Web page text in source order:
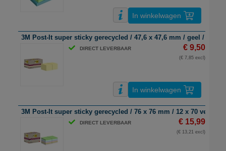
In winkelwagen
3M Post-It super sticky gerecycled / 47,6 x 47,6 mm / geel / 12 x
DIRECT LEVERBAAR € 9,50
(€ 7,85 excl)
In winkelwagen
3M Post-It super sticky gerecycled / 76 x 76 mm / 12 x 70 vel
DIRECT LEVERBAAR € 15,99
(€ 13,21 excl)